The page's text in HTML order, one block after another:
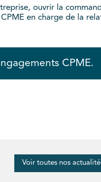
ouvrir la
en charge de la
CPME.
Voir toutes nos